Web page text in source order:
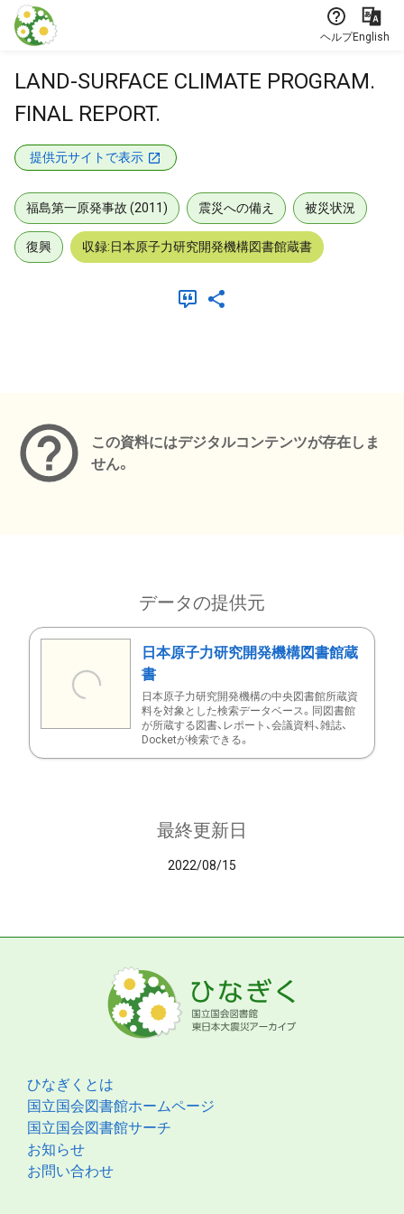
本文に飛ぶ
ヘルプEnglish
LAND-SURFACE CLIMATE PROGRAM.
FINAL REPORT.
提供元サイトで表示
福島第一原発事故 (2011) 震災への備え 被災状況
復興 収録:日本原子力研究開発機構図書館蔵書
この資料にはデジタルコンテンツが存在しま
せん。
データの提供元
日本原子力研究開発機構図書館蔵
書
日本原子力研究開発機構の中央図書館所蔵資
料を対象とした検索データベース。同図書館
が所蔵する図書、レポート、会議資料、雑誌、
Docketが検索できる。
最終更新日
2022/08/15
ひなぎくとは
国立国会図書館ホームページ
国立国会図書館サーチ
お知らせ
お問い合わせ